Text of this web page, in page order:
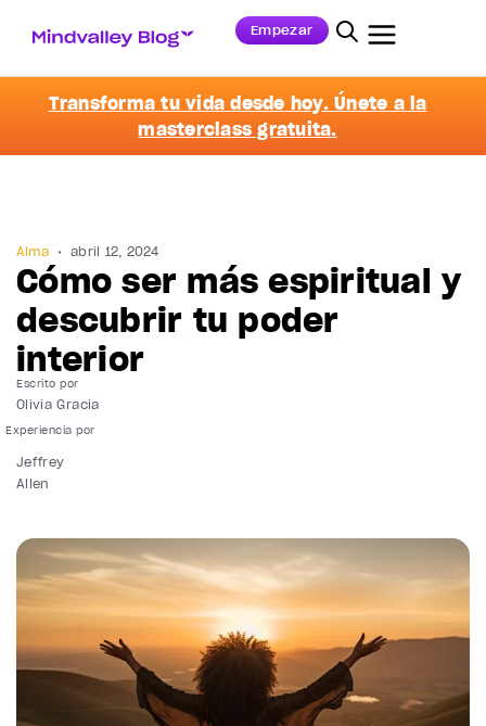
Empezar
Transforma tu vida desde hoy. Únete a la
masterclass gratuita.
Alma abril 12, 2024
Cómo ser más espiritual y
descubrir tu poder
interior
Escrito por
Olivia Gracia
Jeffrey
Allen